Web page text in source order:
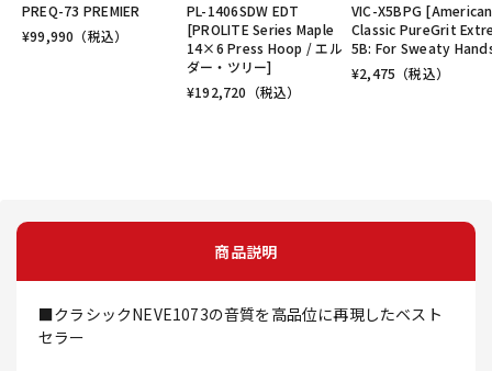
PREQ-73 PREMIER
¥99,990 （税込）
PL-1406SDW EDT
[PROLITE Series Maple
14×6 Press Hoop / エル
ダー・ツリー]
¥192,720 （税込）
VIC-X5BPG [American
Classic PureGrit
5B: For Sweaty
¥2,475 （税込）
商品説明
■クラシックNEVE1073の音質を高品位に再現したベスト
セラー